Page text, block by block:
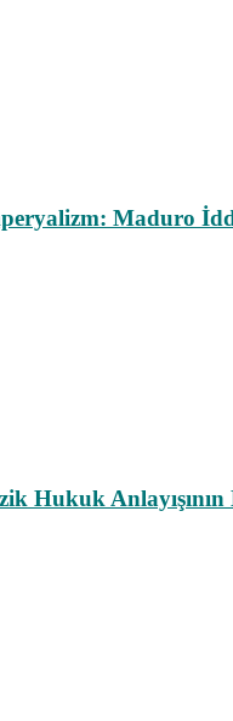
Maduro
Hukuk Anlayışının